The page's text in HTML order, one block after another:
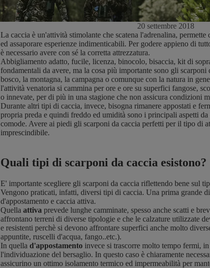
20 settembre 2018
La caccia è un'attività stimolante che scatena l'adrenalina,
ed assaporare esperienze indimenticabili. Per godere appieno di
è necessario avere con sé la corretta attrezzatura.
Abbigliamento adatto, fucile, licenza, binocolo, bisaccia, kit di
fondamentali da avere, ma la cosa più importante sono gli scarponi
bosco, la montagna, la campagna o comunque con la natura in
l'attività venatoria si cammina per ore e ore su superfici fangose,
o innevate, per di più in una stagione che non assicura condizioni
Durante altri tipi di caccia, invece, bisogna rimanere appostati e
propria preda e quindi freddo ed umidità sono i principali aspetti da
comode. Avere ai piedi gli scarponi da caccia perfetti per il tipo di
imprescindibile.
Quali tipi di scarponi da caccia esistono?
E' importante scegliere gli scarponi da caccia riflettendo bene sul
Vengono praticati, infatti, diversi tipi di caccia. Una prima grande
d'appostamento e caccia attiva.
Quella attiva prevede lunghe camminate, spesso anche scatti e
affrontano terreni di diverse tipologie e che le calzature utilizzate
e resistenti perchè si devono affrontare superfici anche molto
appuntite, ruscelli d'acqua, fango..etc.).
In quella d'appostamento invece si trascorre molto tempo fermi,
l'individuazione del bersaglio. In questo caso è chiaramente
assicurino un ottimo isolamento termico ed impermeabilità per